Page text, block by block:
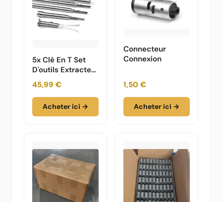
5x Clé En T Set
D'outils Extracteur
De Connecteurs
Pour Meubles
45,99 €
Acheter ici →
Connecteur
Connexion
1,50 €
Acheter ici →